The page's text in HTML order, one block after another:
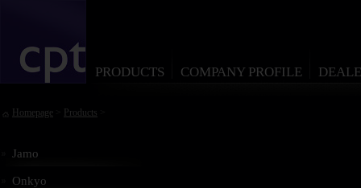
PRODUCTS COMPANY PROFILE
Homepage Products
Jamo
Onkyo